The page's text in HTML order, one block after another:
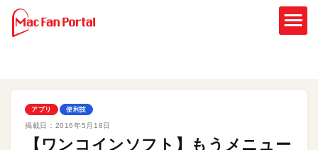
アプリ 便利技
掲載日： 2016年5月18日
【ワンコインソフト】もうメニュー